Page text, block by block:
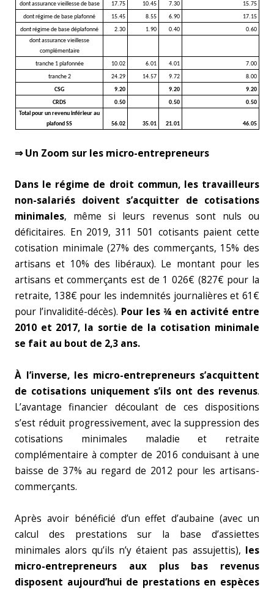
dont assurance vieillesse de base
17.75 10.45 7.30
15.75
dont régime de base plafonné
15.45 8.55 6.90
17.15
dont régime de base déplafonné
2.30 1.90 0.40
0.60
dont assurance vieillesse
complémentaire
tranche 1 plafonnée
10.02 6.01 4.01
7.00
tranche 2
24.29 14.57 9.72
8.00
CSG
9.20 9.20
9.20
CRDS
0.50 0.50
0.50
Total pour un revenu inférieur au
plafond SS
56.02 35.01 21.01 46.05
⇒ Un Zoom sur les micro-entrepreneurs
Dans le régime de droit commun, les travailleurs
non-salariés doivent s’acquitter de cotisations
minimales, même si leurs revenus sont nuls ou
déficitaires. En 2019, 311 501 cotisants paient cette
cotisation minimale (27% des commerçants, 15% des
artisans et 10% des libéraux). Le montant pour les
artisans et commerçants est de 1 026€ (827€ pour la
retraite, 138€ pour les indemnités journalières et 61€
pour l’invalidité-décès). Pour les ¾ en activité entre
2010 et 2017, la sortie de la cotisation minimale
se fait au bout de 2,3 ans.
À l’inverse, les micro-entrepreneurs s’acquittent
de cotisations uniquement s’ils ont des revenus.
L’avantage financier découlant de ces dispositions
s’est réduit progressivement, avec la suppression des
cotisations minimales maladie et retraite
complémentaire à compter de 2016 conduisant à une
baisse de 37% au regard de 2012 pour les artisans-
commerçants.
Après avoir bénéficié d’un effet d’aubaine (avec un
calcul des prestations sur la base d’assiettes
minimales alors qu’ils n’y étaient pas assujettis), les
micro-entrepreneurs aux plus bas revenus
disposent aujourd’hui de prestations en espèces